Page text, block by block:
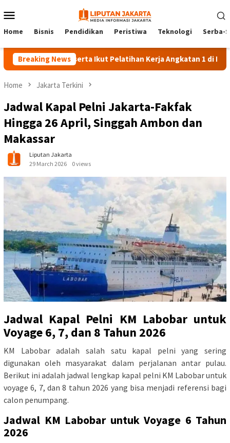
to
Menu
Home Bisnis Pendidikan Peristiwa Teknologi Serba-
Breaking News
140 Peserta Ikut Pelatihan Kerja Angkatan 1 di PPKD Jaksel
Home Jakarta Terkini
Jadwal Kapal Pelni Jakarta-Fakfak
Hingga 26 April, Singgah Ambon dan
Makassar
Liputan Jakarta
29 March 2026
0 views
Jadwal Kapal Pelni KM Labobar untuk
Voyage 6, 7, dan 8 Tahun 2026
KM Labobar adalah salah satu kapal pelni yang sering
digunakan oleh masyarakat dalam perjalanan antar pulau.
Berikut ini adalah jadwal lengkap kapal pelni KM Labobar untuk
voyage 6, 7, dan 8 tahun 2026 yang bisa menjadi referensi bagi
calon penumpang.
Jadwal KM Labobar untuk Voyage 6 Tahun
2026